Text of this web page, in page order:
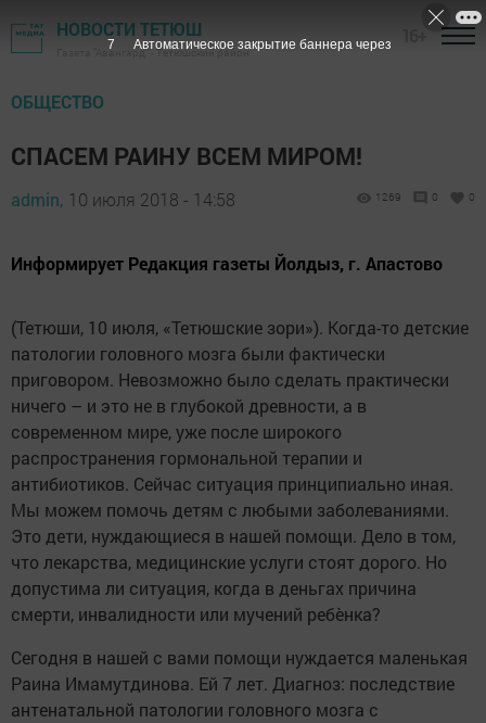
НОВОСТИ ТЕТЮШ
Газета "Авангард" - Тетюшский район
ОБЩЕСТВО
СПАСЕМ РАИНУ ВСЕМ МИРОМ!
admin, 10 июля 2018 - 14:58 1269 0 0
Информирует Редакция газеты Йолдыз, г. Апастово
(Тетюши, 10 июля, «Тетюшские зори»). Когда-то детские
патологии головного мозга были фактически
приговором. Невозможно было сделать практически
ничего – и это не в глубокой древности, а в
современном мире, уже после широкого
распространения гормональной терапии и
антибиотиков. Сейчас ситуация принципиально иная.
Мы можем помочь детям с любыми заболеваниями.
Это дети, нуждающиеся в нашей помощи. Дело в том,
что лекарства, медицинские услуги стоят дорого. Но
допустима ли ситуация, когда в деньгах причина
смерти, инвалидности или мучений ребѐнка?
Сегодня в нашей с вами помощи нуждается маленькая
Раина Имамутдинова. Ей 7 лет. Диагноз: последствие
антенатальной патологии головного мозга с
6 Автоматическое закрытие баннера через